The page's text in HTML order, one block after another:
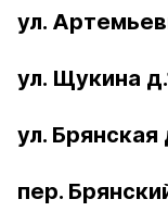
ул.
ул. Щукина
ул.
пер.